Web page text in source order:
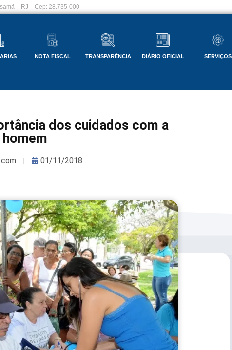
– RJ – Cep: 28.735-000
NOTA FISCAL TRANSPARÊNCIA DIÁRIO OFICIAL SERVIÇOS
dos cuidados com a
01/11/2018